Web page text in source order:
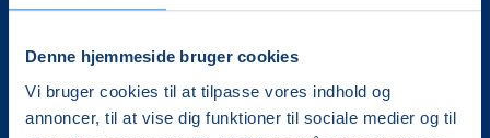
Denne hjemmeside bruger cookies
Vi bruger cookies til at tilpasse vores indhold og
annoncer, til at vise dig funktioner til sociale medier og til